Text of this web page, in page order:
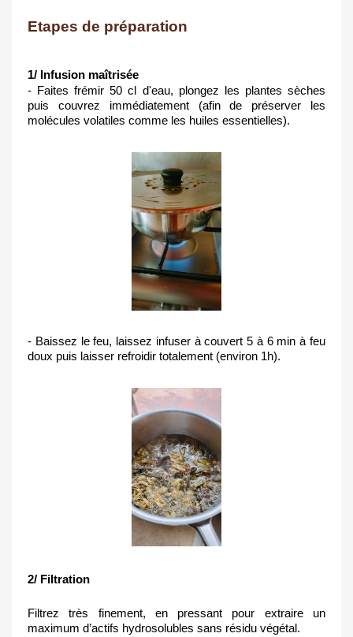
Etapes de préparation
1/ Infusion maîtrisée
- Faites frémir 50 cl d'eau, plongez les plantes sèches
puis couvrez immédiatement (afin de préserver les
molécules volatiles comme les huiles essentielles).
- Baissez le feu, laissez infuser à couvert 5 à 6 min à feu
doux puis laisser refroidir totalement (environ 1h).
2/ Filtration
Filtrez très finement, en pressant pour extraire un
maximum d’actifs hydrosolubles sans résidu végétal.